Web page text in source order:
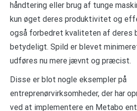
håndtering eller brug af tunge
kun øget deres produktivitet og
også forbedret kvaliteten af deres
betydeligt. Spild er blevet
udføres nu mere jævnt og præcist.
Disse er blot nogle eksempler på
entreprenørvirksomheder, der har
ved at implementere en Metabo